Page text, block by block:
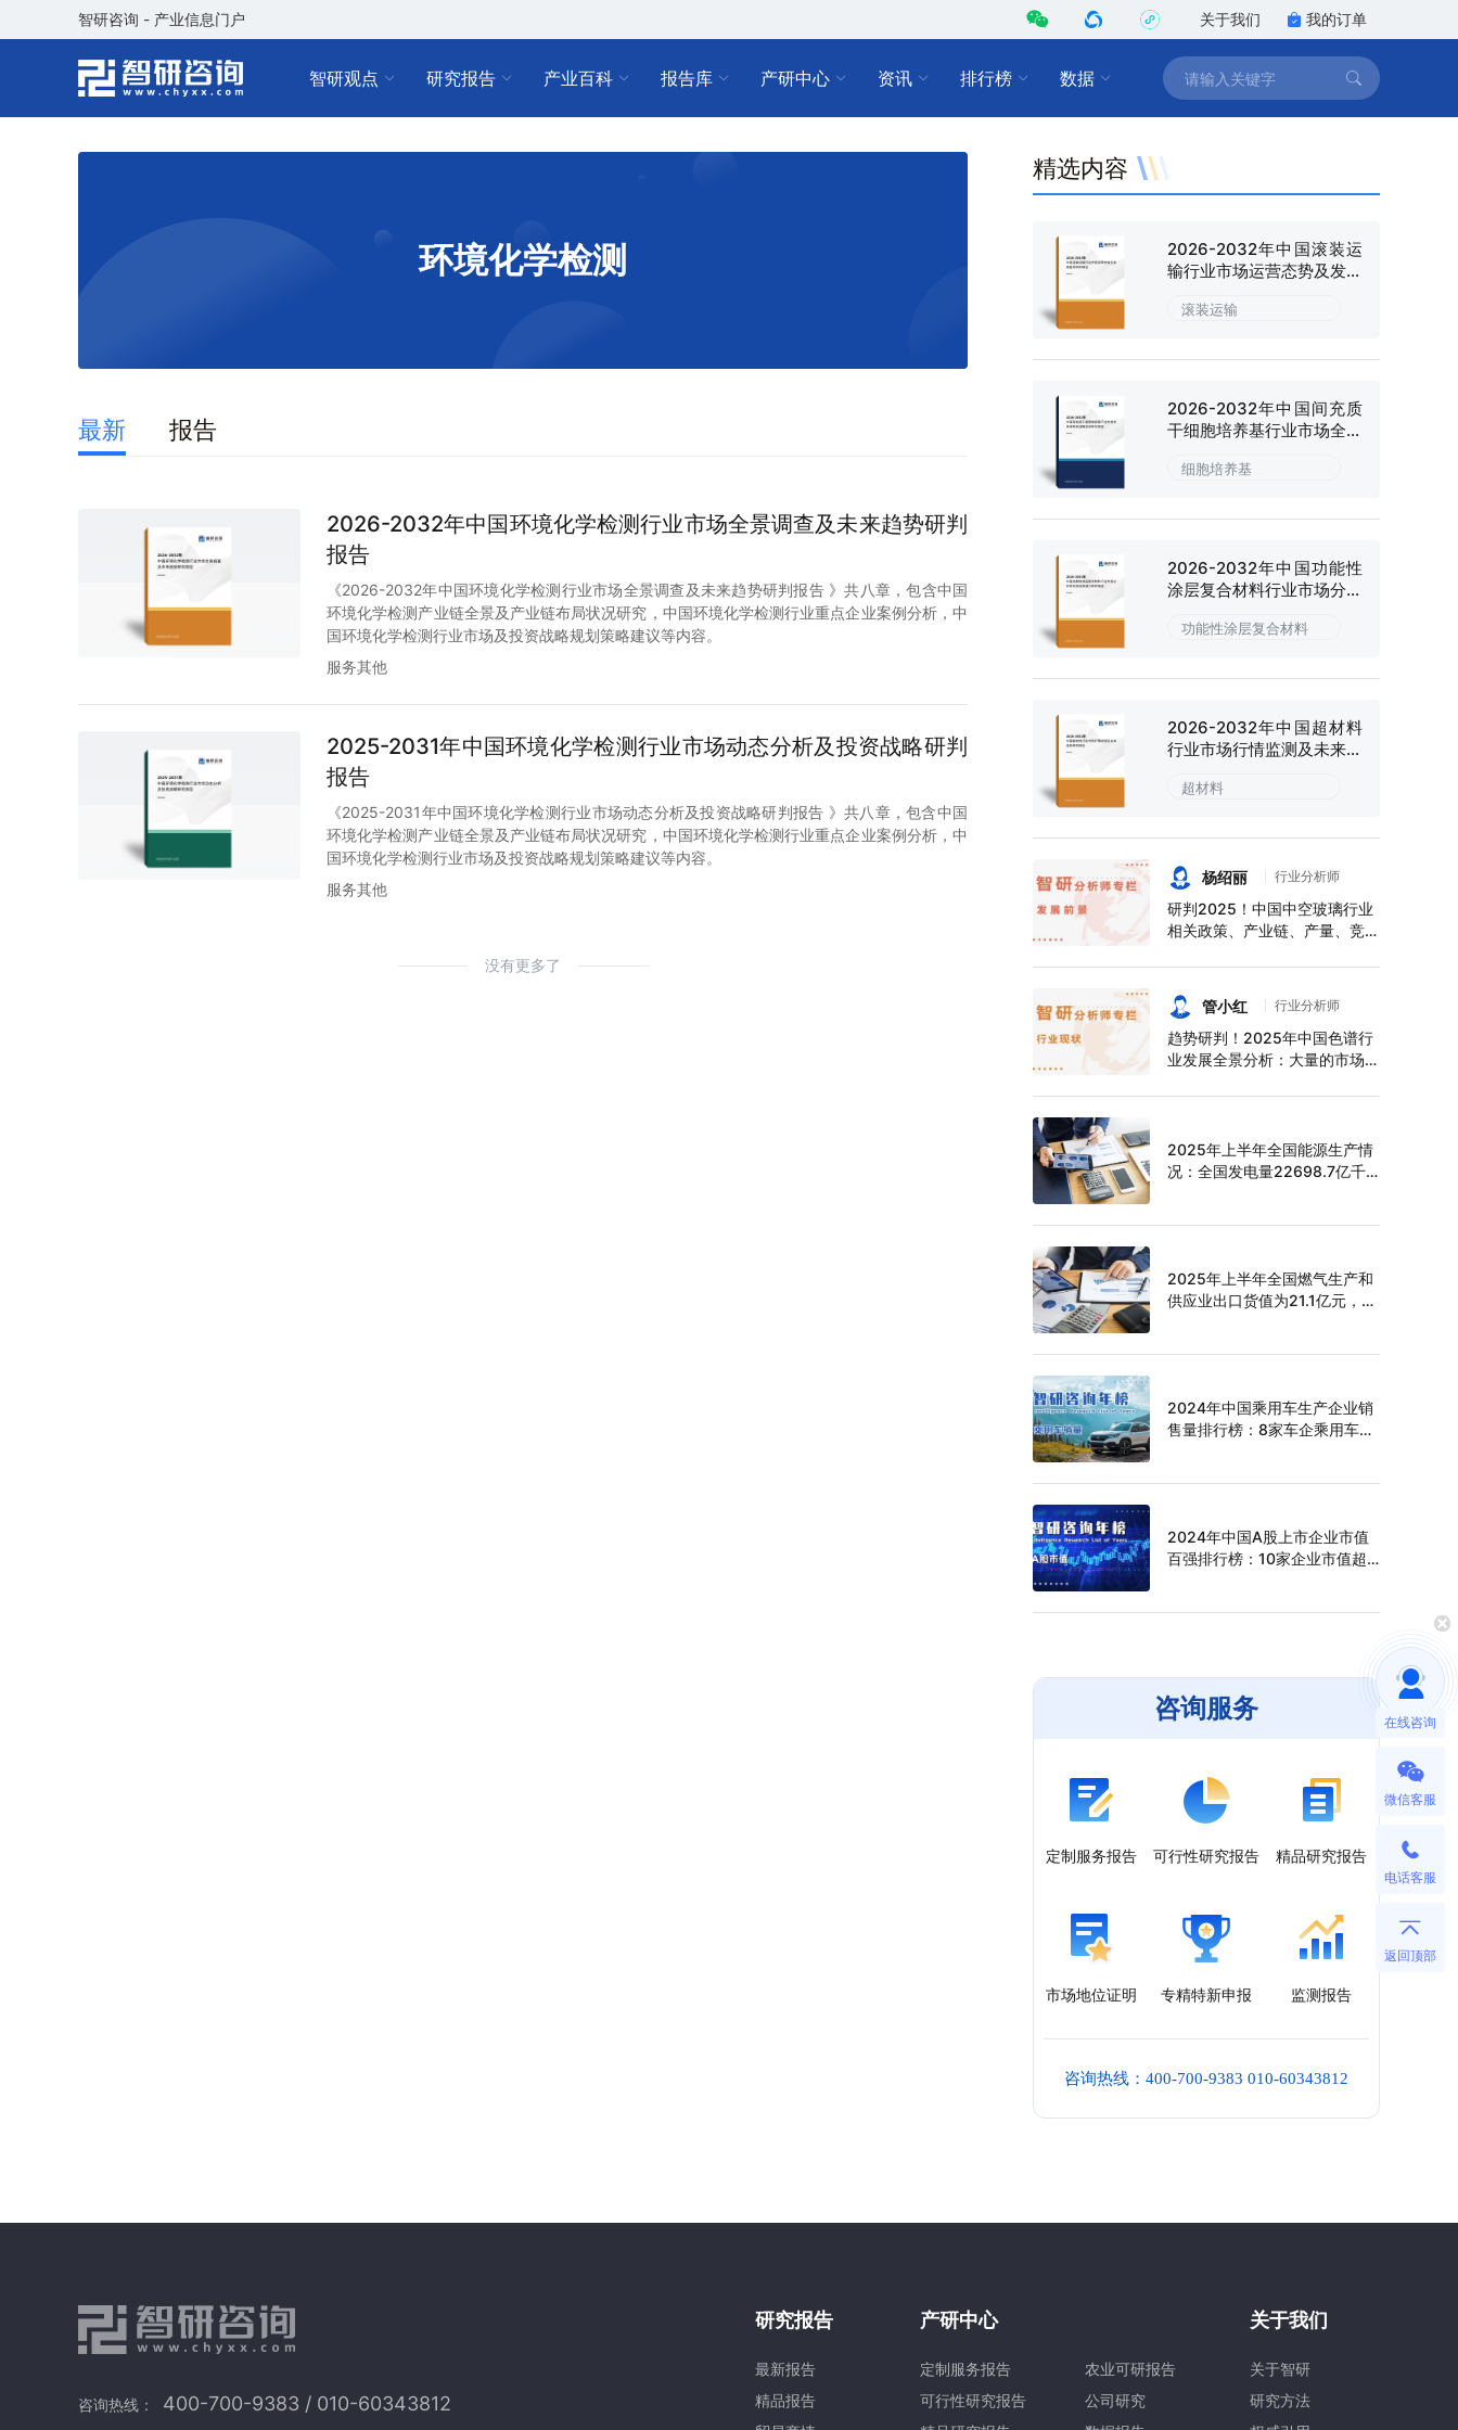
智研咨询 - 产业信息门户 关于我们 我的订单
智研观点 研究报告 产业百科 报告库 产研中心 资讯 排行榜 数据
环境化学检测
最新 报告
2026-2032年中国环境化学检测行业市场全景调查及未来趋势研判
报告
《2026-2032年中国环境化学检测行业市场全景调查及未来趋势研判报告 》共八章，包含中国
环境化学检测产业链全景及产业链布局状况研究，中国环境化学检测行业重点企业案例分析，中
国环境化学检测行业市场及投资战略规划策略建议等内容。
服务其他
2025-2031年中国环境化学检测行业市场动态分析及投资战略研判
报告
《2025-2031年中国环境化学检测行业市场动态分析及投资战略研判报告 》共八章，包含中国
环境化学检测产业链全景及产业链布局状况研究，中国环境化学检测行业重点企业案例分析，中
国环境化学检测行业市场及投资战略规划策略建议等内容。
服务其他
没有更多了
精选内容
2026-2032年中国滚装运
输行业市场运营态势及发展
滚装运输
2026-2032年中国间充质
干细胞培养基行业市场全景
细胞培养基
2026-2032年中国功能性
涂层复合材料行业市场分析
功能性涂层复合材料
2026-2032年中国超材料
行业市场行情监测及未来趋
超材料
杨绍丽 行业分析师
研判2025！中国中空玻璃行业
相关政策、产业链、产量、竞争
持续增长，上半年中空玻璃产量
达6124万平方米[图]
管小红 行业分析师
趋势研判！2025年中国色谱行
业发展全景分析：大量的市场需
规模不断扩大，进口替代趋势明
2025年上半年全国能源生产情
况：全国发电量22698.7亿千
2025年上半年全国燃气生产和
供应业出口货值为21.1亿元，累
2024年中国乘用车生产企业销
售量排行榜：8家车企乘用车销
2024年中国A股上市企业市值
百强排行榜：10家企业市值超
咨询服务
定制服务报告 可行性研究报告 精品研究报告
市场地位证明 专精特新申报 监测报告
咨询热线：400-700-9383 010-60343812
在线咨询
微信客服
电话客服
返回顶部
咨询热线：
400-700-9383 / 010-60343812
研究报告
最新报告
精品报告
产研中心
定制服务报告
可行性研究报告
农业可研报告
公司研究
关于我们
关于智研
研究方法